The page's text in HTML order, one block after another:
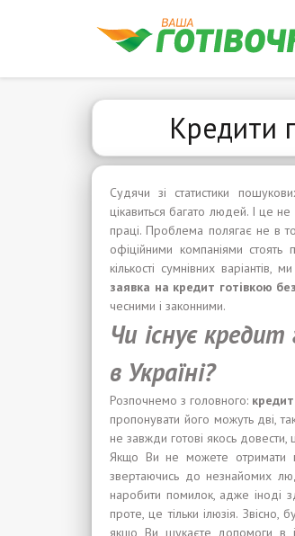
Кредити
Судячи зі статистики
цікавиться багато людей. І це
праці. Проблема полягає не в
офіційними компаніями стоять
кількості сумнівних
заявка на кредит готівкою
чесними і законними.
Чи існує кредит
в Україні?
Розпочнемо з головного: кредит
пропонувати його можуть дві,
не завжди готові якось
Якщо Ви не можете отримати
звертаючись до незнайомих
наробити помилок, адже іноді
проте, це тільки ілюзія.
якщо Ви шукаєте допомоги в